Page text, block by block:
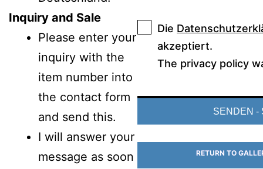
Inquiry and Sale
Please enter your
inquiry with the
item number into
the contact form
and send this.
I will answer your
message as soon
Die
akzeptiert.
The privacy policy
RETURN TO